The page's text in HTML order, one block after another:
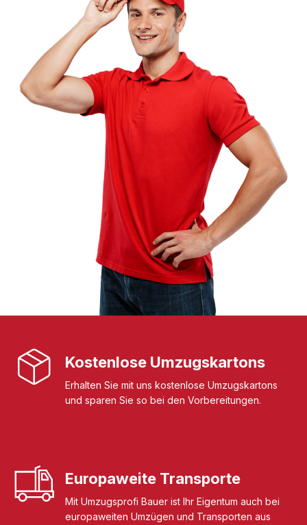
Kostenlose Umzugskartons
Erhalten Sie mit uns kostenlose Umzugskartons
und sparen Sie so bei den Vorbereitungen.
Europaweite Transporte
Mit Umzugsprofi Bauer ist Ihr Eigentum auch bei
europaweiten Umzügen und Transporten aus